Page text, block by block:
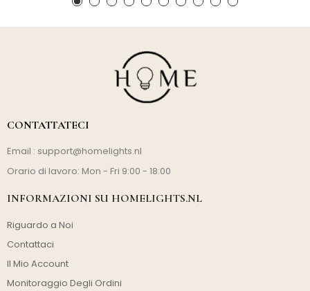
CONTATTATECI
Email : support@homelights.nl
Orario di lavoro: Mon - Fri 9:00 - 18:00
INFORMAZIONI SU HOMELIGHTS.NL
Riguardo a Noi
Contattaci
Il Mio Account
Monitoraggio Degli Ordini